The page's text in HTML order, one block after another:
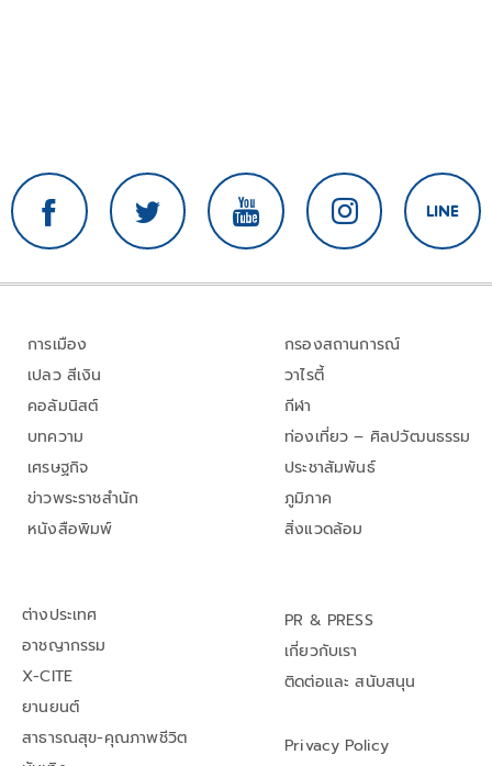
การเมือง
เปลว สีเงิน
คอลัมนิสต์
บทความ
เศรษฐกิจ
ข่าวพระราชสำนัก
หนังสือพิมพ์
กรองสถานการณ์
วาไรตี้
กีฬา
ท่องเที่ยว – ศิลปวัฒนธรรม
ประชาสัมพันธ์
ภูมิภาค
สิ่งแวดล้อม
ต่างประเทศ
อาชญากรรม
X-CITE
ยานยนต์
สาธารณสุข-คุณภาพชีวิต
PR & PRESS
เกี่ยวกับเรา
ติดต่อและ สนับสนุน
Privacy Policy